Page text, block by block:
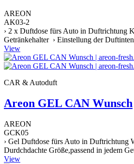
AREON
AK03-2
› 2 x Duftdose fürs Auto in Duftrichtung
Getränkehalter › Einstellung der
View
CAR & Autoduft
Areon GEL CAN Wunsch
AREON
GCK05
› Gel Duftdose fürs Auto in Duftrichtung
Durdchdachte Größe,passend in jedem
View